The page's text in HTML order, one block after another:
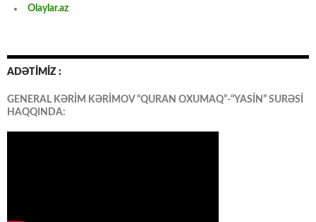
Olaylar.az
ADƏTİMİZ :
GENERAL KƏRİM KƏRİMOV “QURAN OXUMAQ”-“YASİN” SURƏSİ
HAQQINDA: